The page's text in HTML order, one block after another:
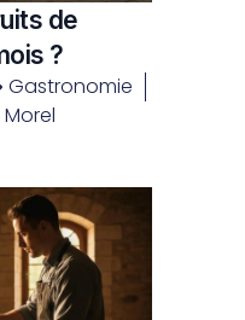
de
?
Gastronomie